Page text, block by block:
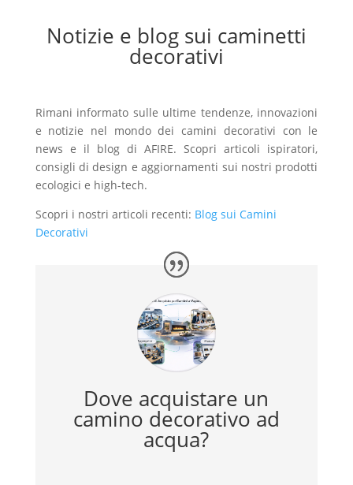
Notizie e blog sui caminetti
decorativi
Rimani informato sulle ultime tendenze, innovazioni
e notizie nel mondo dei camini decorativi con le
news e il blog di AFIRE. Scopri articoli ispiratori,
consigli di design e aggiornamenti sui nostri prodotti
ecologici e high-tech.
Scopri i nostri articoli recenti: Blog sui Camini
Decorativi
Dove acquistare un
camino decorativo ad
acqua?